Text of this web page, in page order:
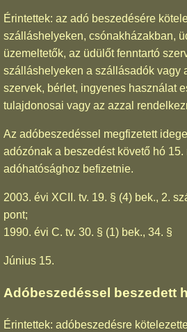
Érintettek: az adó beszedésére
szálláshelyeken, csónakházakban,
üzemeltetők, az üdülőt fenntartó
szálláshelyeken a szállásadók vagy
szervek, bérlet, ingyenes használat
tulajdonosai vagy az azzal
Az adóbeszedéssel megfizetett
adózónak a beszedést követő hó
adóhatósághoz befizetnie.
2003. évi XCII. tv. 19. § (4) bek., 2.
pont;
1990. évi C. tv. 30. § (1) bek., 34. §
Június 15.
Adóbeszedéssel beszedett
Érintettek: adóbeszedésre